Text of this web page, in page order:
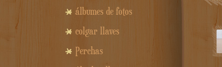
álbumes de fotos
colgar llaves
Perchas